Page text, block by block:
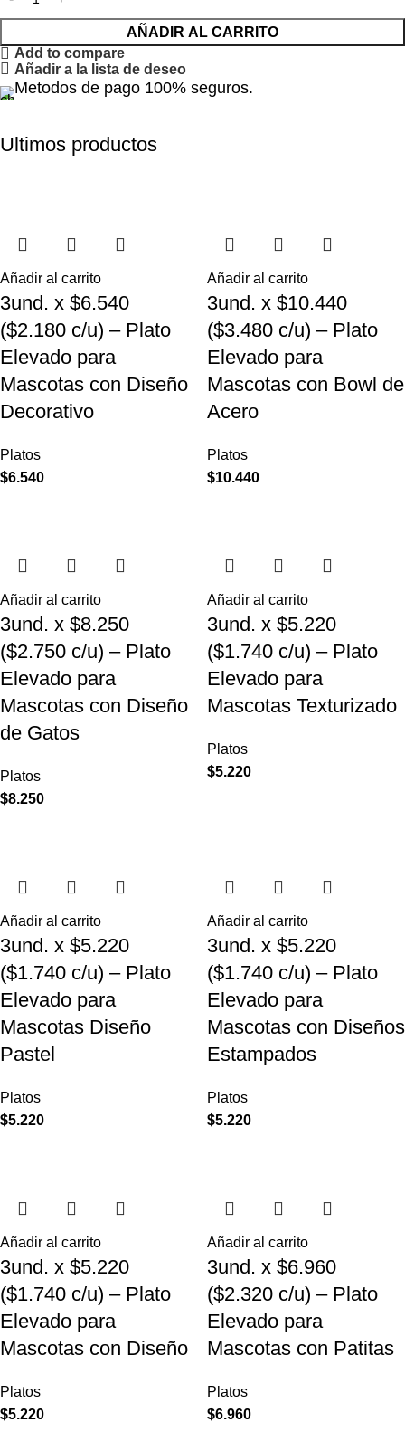
AÑADIR AL CARRITO
Add to compare
Añadir a la lista de deseo
Metodos de pago 100% seguros.
Ultimos productos
Añadir al carrito
3und. x $6.540
($2.180 c/u) – Plato
Elevado para
Mascotas con Diseño
Decorativo
Platos
$6.540
Añadir al carrito
3und. x $10.440
($3.480 c/u) – Plato
Elevado para
Mascotas con Bowl de
Acero
Platos
$10.440
Añadir al carrito
3und. x $8.250
($2.750 c/u) – Plato
Elevado para
Mascotas con Diseño
de Gatos
Platos
$8.250
Añadir al carrito
3und. x $5.220
($1.740 c/u) – Plato
Elevado para
Mascotas Texturizado
Platos
$5.220
Añadir al carrito
3und. x $5.220
($1.740 c/u) – Plato
Elevado para
Mascotas Diseño
Pastel
Platos
$5.220
Añadir al carrito
3und. x $5.220
($1.740 c/u) – Plato
Elevado para
Mascotas con Diseños
Estampados
Platos
$5.220
Añadir al carrito
3und. x $5.220
($1.740 c/u) – Plato
Elevado para
Mascotas con Diseño
Platos
$5.220
Añadir al carrito
3und. x $6.960
($2.320 c/u) – Plato
Elevado para
Mascotas con Patitas
Platos
$6.960